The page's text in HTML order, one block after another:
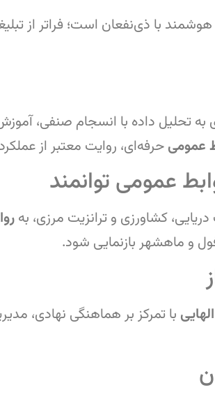
با ذی‌نفعان است؛ فراتر از
به تحلیل داده با انسجام صنفی،
عمومیحرفه‌ای، روایت معتبر از
عمومی توانمند
کشاورزی و ترانزیت مرزی، به
و ماهشهر بازنمایی شود.
الهایی با تمرکز بر هماهنگی نهادی،